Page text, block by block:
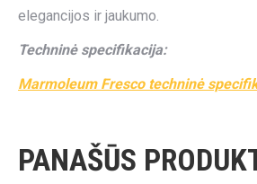
elegancijos ir jaukumo.
Techninė specifikacija:
Marmoleum Fresco techninė
PANAŠŪS